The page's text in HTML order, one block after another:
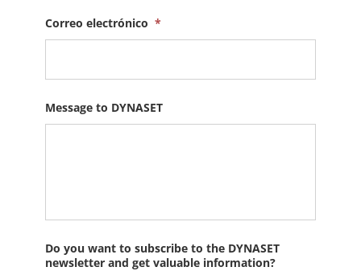
Correo electrónico *
Message to DYNASET
Do you want to subscribe to the DYNASET
newsletter and get valuable information?